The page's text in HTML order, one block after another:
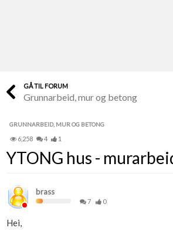
Finn håndverkere
Papirer som mangler
Skaff dokumentasjon som mangler
Kundeservice
Få svar på det du lurer på
GÅ TIL FORUM
Grunnarbeid, mur og betong
GRUNNARBEID, MUR OG BETONG
6,258 4 1
YTONG hus -
brass
7 0
Hei,